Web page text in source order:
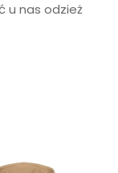
u nas odzież